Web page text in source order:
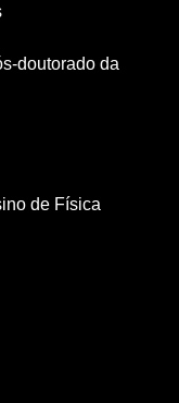
doutorado da
de Física